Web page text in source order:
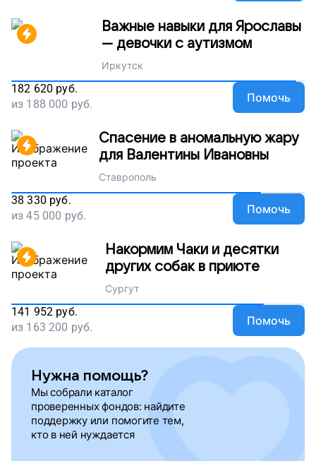
Важные навыки для Ярославы
— девочки с аутизмом
Иркутск
182 620 руб.
из 188 000 руб. Помочь
Спасение в аномальную жару
для Валентины Ивановны
Ставрополь
38 330 руб.
из45 000 руб. Помочь
Накормим Чаки и десятки
других собак в приюте
Сургут
141 952 руб.
из 163 200 руб. Помочь
Нужна помощь?
Мы собрали каталог
проверенных фондов: найдите
поддержку или помогите тем,
кто в ней нуждается